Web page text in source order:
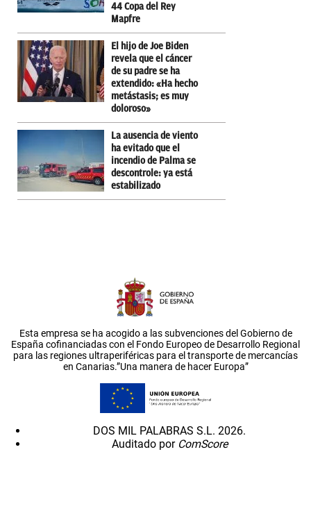
44 Copa del Rey
Mapfre
El hijo de Joe Biden
revela que el cáncer
de su padre se ha
extendido: «Ha hecho
metástasis; es muy
doloroso»
La ausencia de viento
ha evitado que el
incendio de Palma se
descontrole: ya está
estabilizado
Esta empresa se ha acogido a las subvenciones del Gobierno de
España cofinanciadas con el Fondo Europeo de Desarrollo Regional
para las regiones ultraperiféricas para el transporte de mercancías
en Canarias.”Una manera de hacer Europa”
DOS MIL PALABRAS S.L. 2026.
Auditado por ComScore